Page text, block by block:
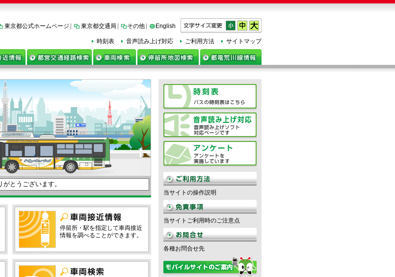
English
その他
東京都交通局
東京都公式ホームページ
サイトマップ
ご利用方法
音声読み上げ対応
時刻表
とうございます。
停留所・駅を指定して車両接近
情報を調べることができます。
当サイトの操作説明
当サイトご利用時のご注意点
各種お問合せ先